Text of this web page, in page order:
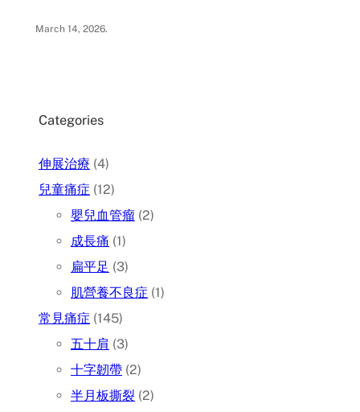
March 14, 2026.
Categories
伸展治療 (4)
兒童痛症 (12)
嬰兒血管瘤 (2)
成長痛 (1)
扁平足 (3)
肌營養不良症 (1)
常見痛症 (145)
五十肩 (3)
十字韌帶 (2)
半月板撕裂 (2)